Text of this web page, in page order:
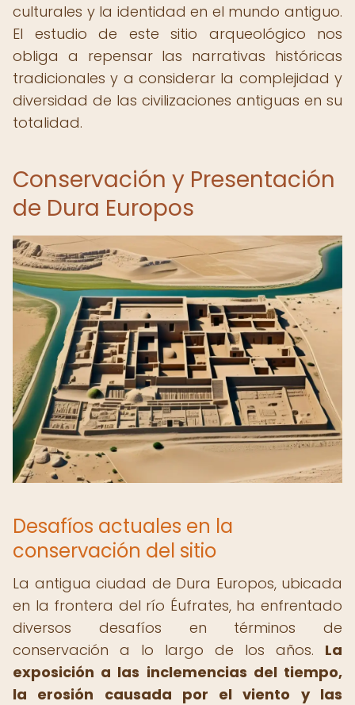
culturales y la identidad en el mundo antiguo.
El estudio de este sitio arqueológico nos
obliga a repensar las narrativas históricas
tradicionales y a considerar la complejidad y
diversidad de las civilizaciones antiguas en su
totalidad.
Conservación y Presentación
de Dura Europos
Desafíos actuales en la
conservación del sitio
La antigua ciudad de Dura Europos, ubicada
en la frontera del río Éufrates, ha enfrentado
diversos desafíos en términos de
conservación a lo largo de los años. La
exposición a las inclemencias del tiempo,
la erosión causada por el viento y las